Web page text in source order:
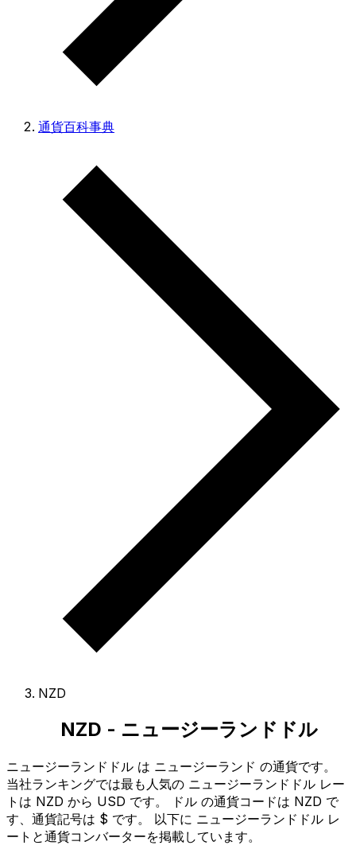
通貨百科事典
NZD
NZD - ニュージーランドドル
ニュージーランドドル は ニュージーランド の通貨です。
当社ランキングでは最も人気の ニュージーランドドル レー
トは NZD から USD です。
ドル の通貨コードは NZD で
す 、通貨記号は $ です。 以下に ニュージーランドドル レ
ートと通貨コンバーターを掲載しています。